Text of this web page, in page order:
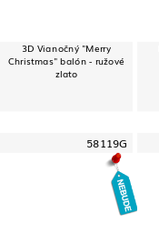
3D Vianočný "Merry
Christmas" balón - ružové
zlato
58119G